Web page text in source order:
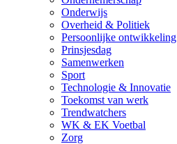
Onderwijs
Overheid & Politiek
Persoonlijke ontwikkeling
Prinsjesdag
Samenwerken
Sport
Technologie & Innovatie
Toekomst van werk
Trendwatchers
WK & EK Voetbal
Zorg